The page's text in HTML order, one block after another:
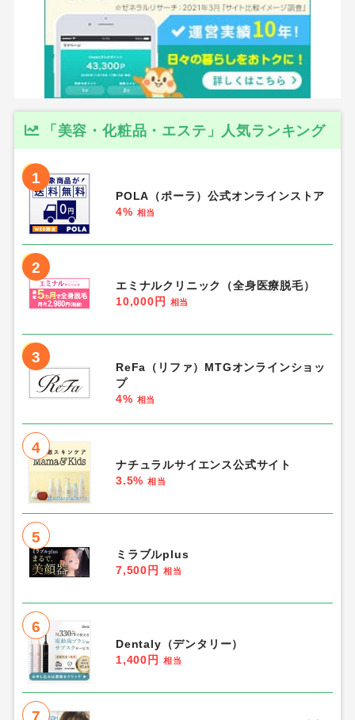
「美容・化粧品・エステ」人気ランキング
1
POLA（ポーラ）公式オンラインストア
4% 相当
2
エミナルクリニック（全身医療脱毛）
10,000円
相当
3
ReFa（リファ）MTGオンラインショッ
プ
4% 相当
4
ナチュラルサイエンス公式サイト
3.5% 相当
5
ミラブルplus
7,500円
相当
6
Dentaly（デンタリー）
1,400円
相当
7